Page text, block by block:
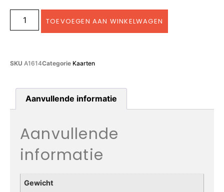
TOEVOEGEN AAN WINKELWAGEN
SKU A1614Categorie Kaarten
Aanvullende informatie
Aanvullende
informatie
Gewicht